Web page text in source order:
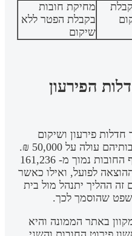
מחיקת חובות
בקבלת הפטר ללא
שיקום
הפירעון
פירעון ושיקום
כלכלי ניתנת לחייבים שסך חובותיהם עולה על 50,000 ₪.
כפי שציינו בטבלה כאשר היקף החובות נמוך מ- 161,236
לפועל, ואילו כאשר
זה ההליך יתנהל מול בית
שהוסמך לכך.
באתר הממונה והיא